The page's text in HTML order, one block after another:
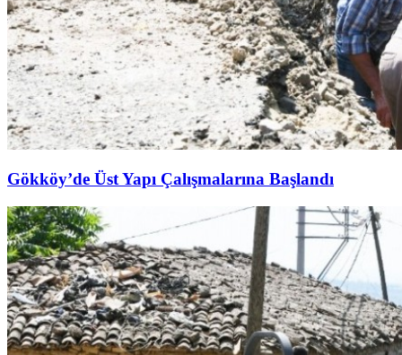
Gökköy’de Üst Yapı Çalışmalarına Başlandı